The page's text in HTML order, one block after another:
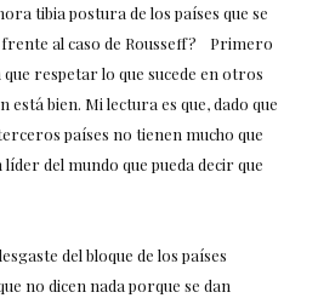
tibia postura de los países que se
frente al caso de Rousseff? Primero
que respetar lo que sucede en otros
está bien. Mi lectura es que, dado que
países no tienen mucho que
del mundo que pueda decir que
del bloque de los países
no dicen nada porque se dan